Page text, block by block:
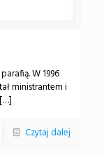
W 1996
ministrantem i
[…]
Czytaj dalej